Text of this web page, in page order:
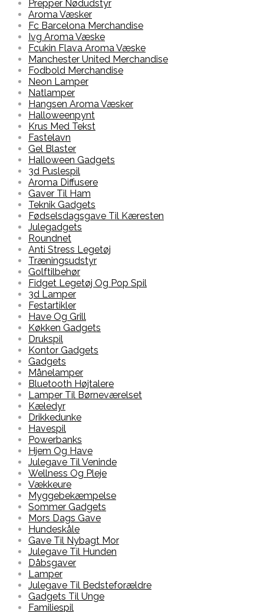
Prepper Nødudstyr
Aroma Væsker
Fc Barcelona Merchandise
Ivg Aroma Væske
Fcukin Flava Aroma Væske
Manchester United Merchandise
Fodbold Merchandise
Neon Lamper
Natlamper
Hangsen Aroma Væsker
Halloweenpynt
Krus Med Tekst
Fastelavn
Gel Blaster
Halloween Gadgets
3d Puslespil
Aroma Diffusere
Gaver Til Ham
Teknik Gadgets
Fødselsdagsgave Til Kæresten
Julegadgets
Roundnet
Anti Stress Legetøj
Træningsudstyr
Golftilbehør
Fidget Legetøj Og Pop Spil
3d Lamper
Festartikler
Have Og Grill
Køkken Gadgets
Drukspil
Kontor Gadgets
Gadgets
Månelamper
Bluetooth Højtalere
Lamper Til Børneværelset
Kæledyr
Drikkedunke
Havespil
Powerbanks
Hjem Og Have
Julegave Til Veninde
Wellness Og Pleje
Vækkeure
Myggebekæmpelse
Sommer Gadgets
Mors Dags Gave
Hundeskåle
Gave Til Nybagt Mor
Julegave Til Hunden
Dåbsgaver
Lamper
Julegave Til Bedsteforældre
Gadgets Til Unge
Familiespil